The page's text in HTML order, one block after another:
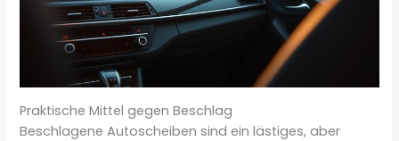
Praktische Mittel gegen Beschlag
Beschlagene Autoscheiben sind ein lästiges, aber